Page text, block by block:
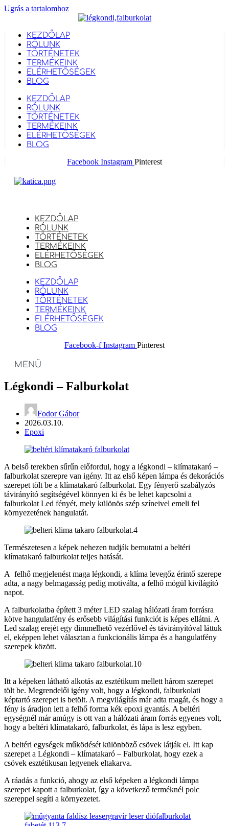
Ugrás a tartalomhoz
KEZDŐLAP
RÓLUNK
TÖRTÉNETEK
TERMÉKEINK
ELÉRHETŐSÉGEK
BLOG
KEZDŐLAP
RÓLUNK
TÖRTÉNETEK
TERMÉKEINK
ELÉRHETŐSÉGEK
BLOG
Facebook Instagram Pinterest
KEZDŐLAP
RÓLUNK
TÖRTÉNETEK
TERMÉKEINK
ELÉRHETŐSÉGEK
BLOG
KEZDŐLAP
RÓLUNK
TÖRTÉNETEK
TERMÉKEINK
ELÉRHETŐSÉGEK
BLOG
Facebook-f Instagram Pinterest
MENÜ
Légkondi – Falburkolat
Fodor Gábor
2026.03.10.
Epoxi
A belső terekben sűrűn előfordul, hogy a légkondi – klímatakaró –
falburkolat szerepre van igény. Itt az első képen lámpa és dekorációs
szerepet tölt be a klímatakaró falburkolat. Egy fényerő szabályzós
távirányító segítségével könnyen ki és be lehet kapcsolni a
falburkolat Led fényét, mely különös szép színeivel emeli fel
környezetének hangulatát.
Természetesen a képek nehezen tudják bemutatni a beltéri
klímatakaró falburkolat teljes hatását.
A felhő megjelenést maga légkondi, a klíma levegőz érintő szerepe
adta, a nagy belmagasság pedig motiválta, a felhő mögül kivilágító
napot.
A falburkolatba épített 3 méter LED szalag hálózati áram forrásra
kötve hangulatfény és erősebb világítási funkciót is képes ellátni. A
Led szalag erejét egy dimmelhető vezérlővel és távirányítóval láttuk
el, eképpen lehet választan a funkcionális lámpa és a hangulatfény
szerepek között.
Itt a képeken látható alkotás az esztétikum mellett három szerepet
tölt be. Megrendelői igény volt, hogy a légkondi, falburkolati
képtartó szerepet is betölt. A megvilágítás már adta magát, és hogy a
fény is áradjon lett a felhő forma kék epoxi gyantás. A beltéri
egységnél már amúgy is ott van a hálózati áram forrás egyenes volt,
hogy a beltéri klímatakaró, falburkolat, és lápa is lesz egyben.
A beltéri egységek működését különböző csövek látják el. Itt kap
szerepet a Légkondi – klímatakaró – Falburkolat, hogy ezek a
csövek esztétikusan legyenek eltakarva.
A ráadás a funkció, ahogy az első képeken a légkondi lámpa
szerepet kapott a falburkolat, így a következő terméknél polc
szereppel segíti a környezetet.